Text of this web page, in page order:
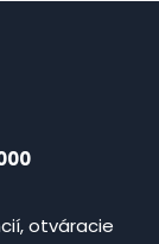
otváracie